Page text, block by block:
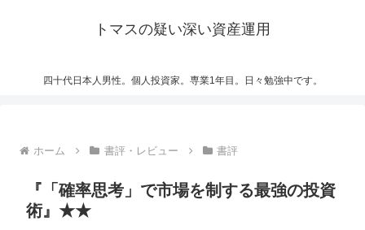
トマスの疑い深い資産運用
四十代日本人男性。個人投資家。専業1年目。日々勉強中です。
ホーム 書評・レビュー 書評
『「確率思考」で市場を制する最強の投資
術』★★